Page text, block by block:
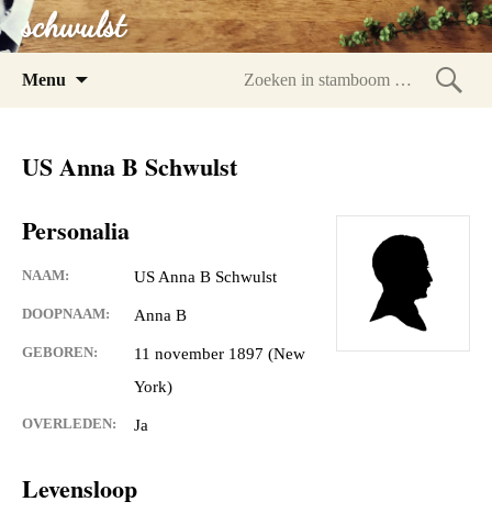
schwulst
Menu
US Anna B Schwulst
Personalia
NAAM: US Anna B Schwulst
DOOPNAAM: Anna B
GEBOREN:
11 november 1897 (New
York)
OVERLEDEN: Ja
Levensloop